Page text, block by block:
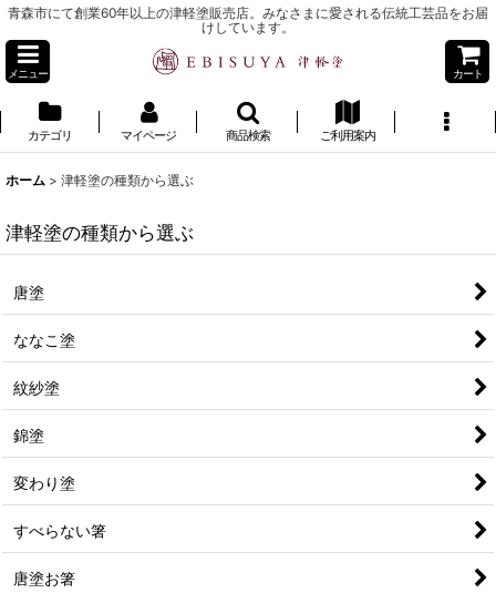
青森市にて創業60年以上の津軽塗販売店。みなさまに愛される伝統工芸品をお届
けしています。
メニュー カート
カテゴリ マイページ 商品検索 ご利用案内
ホーム > 津軽塗の種類から選ぶ
津軽塗の種類から選ぶ
唐塗
ななこ塗
紋紗塗
錦塗
変わり塗
すべらない箸
唐塗お箸